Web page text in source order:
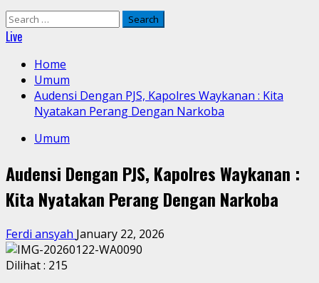
Search
for:
Live
Home
Umum
Audensi Dengan PJS, Kapolres Waykanan : Kita
Nyatakan Perang Dengan Narkoba
Umum
Audensi Dengan PJS, Kapolres Waykanan :
Kita Nyatakan Perang Dengan Narkoba
Ferdi ansyah January 22, 2026
Dilihat : 215